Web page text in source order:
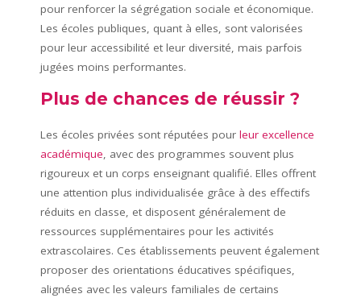
pour renforcer la ségrégation sociale et économique.
Les écoles publiques, quant à elles, sont valorisées
pour leur accessibilité et leur diversité, mais parfois
jugées moins performantes.
Plus de chances de réussir ?
Les écoles privées sont réputées pour leur excellence
académique, avec des programmes souvent plus
rigoureux et un corps enseignant qualifié. Elles offrent
une attention plus individualisée grâce à des effectifs
réduits en classe, et disposent généralement de
ressources supplémentaires pour les activités
extrascolaires. Ces établissements peuvent également
proposer des orientations éducatives spécifiques,
alignées avec les valeurs familiales de certains